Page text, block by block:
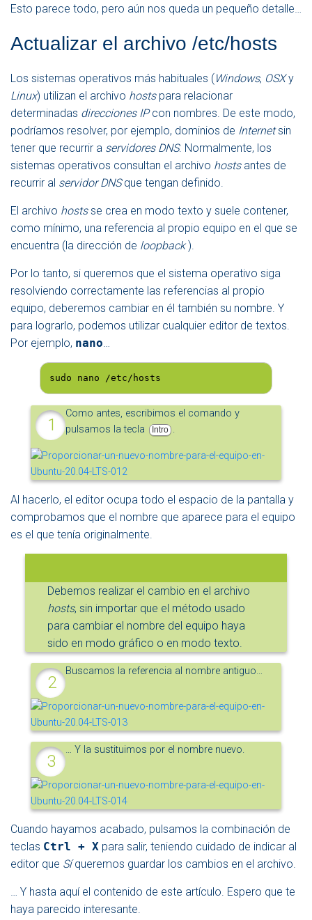
Esto parece todo, pero aún nos queda un pequeño detalle…
Actualizar el archivo /etc/hosts
Los sistemas operativos más habituales (Windows, OSXy
Linux) utilizan el archivo hostspara relacionar
determinadas direcciones IPcon nombres. De este modo,
podríamos resolver, por ejemplo, dominios de Internetsin
tener que recurrir a servidores DNS. Normalmente, los
sistemas operativos consultan el archivo hostsantes de
recurrir al servidor DNSque tengan definido.
El archivo hostsse crea en modo texto y suele contener,
como mínimo, una referencia al propio equipo en el que se
encuentra (la dirección de loopback).
Por lo tanto, si queremos que el sistema operativo siga
resolviendo correctamente las referencias al propio
equipo, deberemos cambiar en él también su nombre. Y
para lograrlo, podemos utilizar cualquier editor de textos.
Por ejemplo, nano
sudo nano /etc/hosts
Como antes, escribimos el comando y
pulsamos la tecla
Intro .
Al hacerlo, el editor ocupa todo el espacio de la pantalla y
comprobamos que el nombre que aparece para el equipo
es el que tenía originalmente.
Debemos realizar el cambio en el archivo
hosts, sin importar que el método usado
para cambiar el nombre del equipo haya
sido en modo gráfico o en modo texto.
Buscamos la referencia al nombre antiguo…
… Y la sustituimos por el nombre nuevo.
Cuando hayamos acabado, pulsamos la combinación de
teclas Ctrl + X para salir, teniendo cuidado de indicar al
editor que Síqueremos guardar los cambios en el archivo.
… Y hasta aquí el contenido de este artículo. Espero que te
haya parecido interesante.